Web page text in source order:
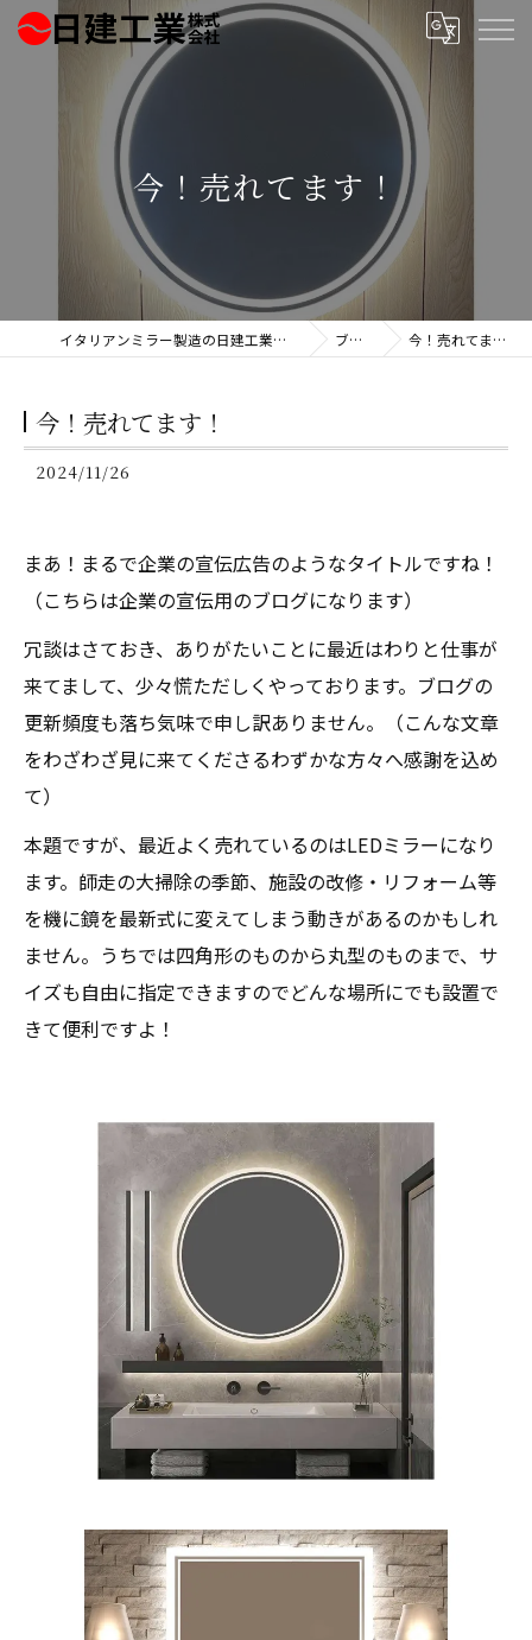
今！売れてます！
イタリアンミラー製造の日建工業株式会社 ブログ 今！売れてます！
今！売れてます！
2024/11/26
まあ！まるで企業の宣伝広告のようなタイトルですね！
（こちらは企業の宣伝用のブログになります）
冗談はさておき、ありがたいことに最近はわりと仕事が
来てまして、少々慌ただしくやっております。ブログの
更新頻度も落ち気味で申し訳ありません。（こんな文章
をわざわざ見に来てくださるわずかな方々へ感謝を込め
て）
本題ですが、最近よく売れているのはLEDミラーになり
ます。師走の大掃除の季節、施設の改修・リフォーム等
を機に鏡を最新式に変えてしまう動きがあるのかもしれ
ません。うちでは四角形のものから丸型のものまで、サ
イズも自由に指定できますのでどんな場所にでも設置で
きて便利ですよ！